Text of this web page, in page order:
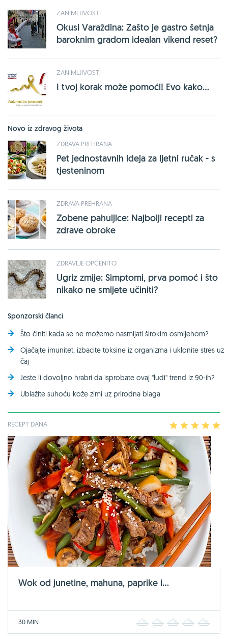
ZANIMLJIVOSTI
Okusi Varaždina: Zašto je gastro šetnja
baroknim gradom idealan vikend reset?
ZANIMLJIVOSTI
I tvoj korak može pomoći! Evo kako...
Novo iz zdravog života
ZDRAVA PREHRANA
Pet jednostavnih ideja za ljetni ručak - s
tjesteninom
ZDRAVA PREHRANA
Zobene pahuljice: Najbolji recepti za
zdrave obroke
ZDRAVLJE OPĆENITO
Ugriz zmije: Simptomi, prva pomoć i što
nikako ne smijete učiniti?
Sponzorski članci
Što činiti kada se ne možemo nasmijati širokim osmijehom?
Ojačajte imunitet, izbacite toksine iz organizma i uklonite stres uz
čaj
Jeste li dovoljno hrabri da isprobate ovaj ''ludi'' trend iz 90-ih?
Ublažite suhoću kože zimi uz prirodna blaga
RECEPT DANA 2 3 4
Wok od junetine, mahuna, paprike i...
30 MIN 2 3 4